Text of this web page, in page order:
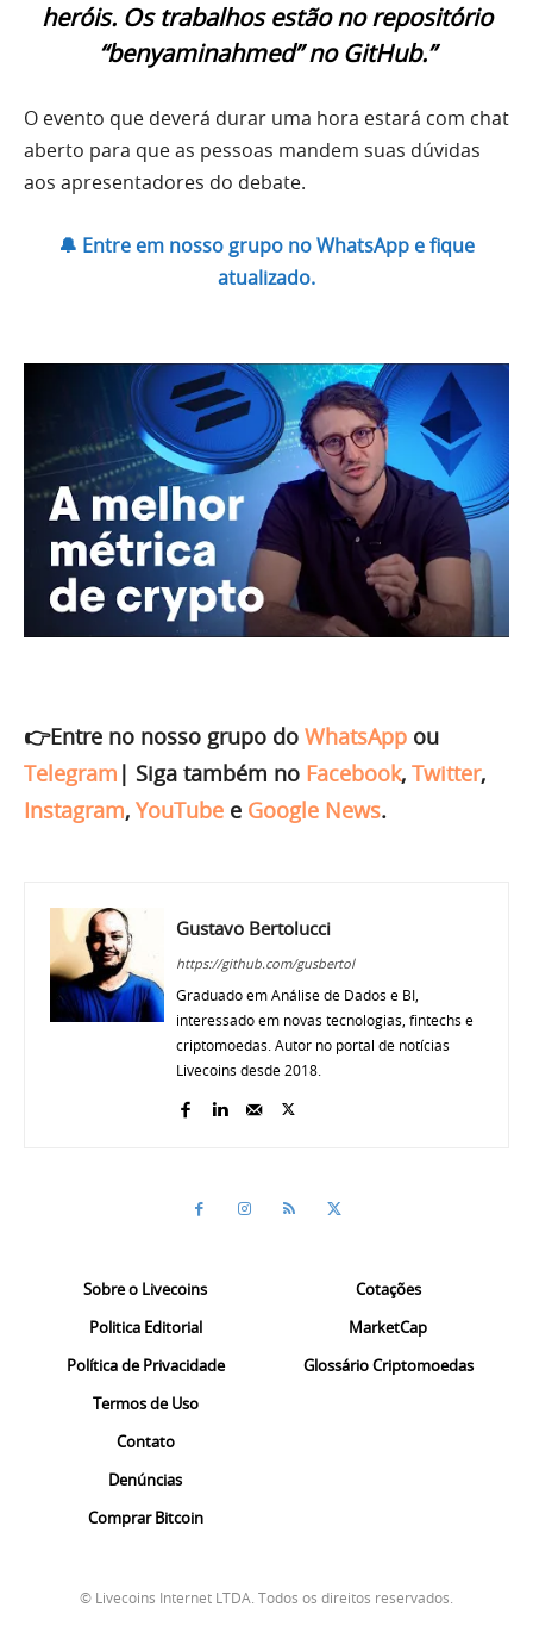
heróis. Os trabalhos estão no repositório
“benyaminahmed” no GitHub.”
O evento que deverá durar uma hora estará com chat
aberto para que as pessoas mandem suas dúvidas
aos apresentadores do debate.
🔔 Entre em nosso grupo no WhatsApp e fique
atualizado.
👉Entre no nosso grupo do WhatsApp ou
Telegram | Siga também no Facebook, Twitter,
Instagram, YouTube e Google News.
Gustavo Bertolucci
https://github.com/gusbertol
Graduado em Análise de Dados e BI,
interessado em novas tecnologias, fintechs e
criptomoedas. Autor no portal de notícias
Livecoins desde 2018.
Sobre o Livecoins
Politica Editorial
Política de Privacidade
Termos de Uso
Contato
Denúncias
Comprar Bitcoin
Cotações
MarketCap
Glossário Criptomoedas
© Livecoins Internet LTDA. Todos os direitos reservados.